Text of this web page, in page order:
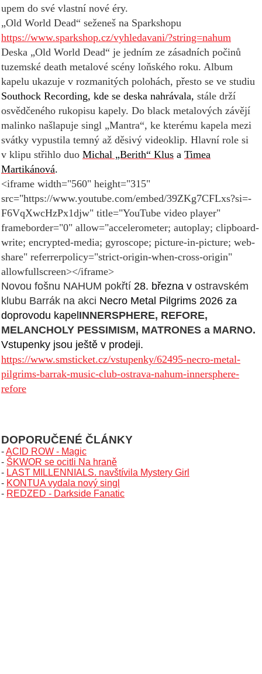
upem do své vlastní nové éry.
„Old World Dead“ seženeš na Sparkshopu
https://www.sparkshop.cz/vyhledavani/?string=nahum
Deska „Old World Dead“ je jedním ze zásadních počinů
tuzemské death metalové scény loňského roku. Album
kapelu ukazuje v rozmanitých polohách, přesto se ve studiu
Southock Recording, kde se deska nahrávala, stále drží
osvědčeného rukopisu kapely. Do black metalových závějí
malinko našlapuje singl „Mantra“, ke kterému kapela mezi
svátky vypustila temný až děsivý videoklip. Hlavní role si
v klipu střihlo duo Michal „Berith“ Klus a Timea
Martikánová.
<iframe width="560" height="315"
src="https://www.youtube.com/embed/39ZKg7CFLxs?si=-
F6VqXwcHzPx1djw" title="YouTube video player"
frameborder="0" allow="accelerometer; autoplay; clipboard-
write; encrypted-media; gyroscope; picture-in-picture; web-
share" referrerpolicy="strict-origin-when-cross-origin"
allowfullscreen></iframe>
Novou fošnu NAHUM pokřtí 28. března v ostravském
klubu Barrák na akci Necro Metal Pilgrims 2026 za
doprovodu kapelINNERSPHERE, REFORE,
MELANCHOLY PESSIMISM, MATRONES a MARNO.
Vstupenky jsou ještě v prodeji.
https://www.smsticket.cz/vstupenky/62495-necro-metal-
pilgrims-barrak-music-club-ostrava-nahum-innersphere-
refore
DOPORUČENÉ ČLÁNKY
-ACID ROW - Magic
- ŠKWOR se ocitli Na hraně
- LAST MILLENNIALS. navštívila Mystery Girl
- KONTUA vydala nový singl
- REDZED - Darkside Fanatic